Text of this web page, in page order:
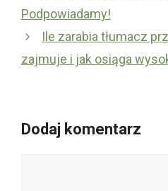
Podpowiadamy!
Ile zarabia tłumacz
zajmuje i jak osiąga
Dodaj komentarz